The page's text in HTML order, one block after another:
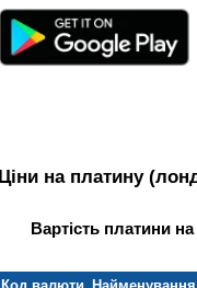
Ціни на платину
Вартість платини